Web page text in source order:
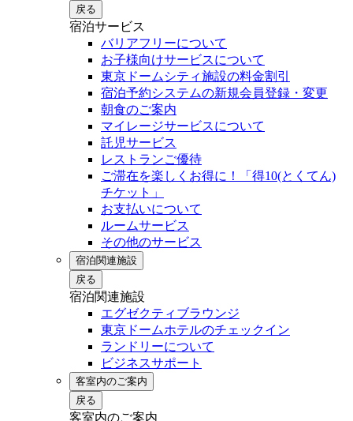
戻る
宿泊サービス
バリアフリーについて
お子様向けサービスについて
東京ドームシティ施設の料金割引
宿泊予約システムの新規会員登録・変更
朝食のご案内
マイレージサービスについて
託児サービス
レストランご優待
ご滞在を楽しくお得に！「得10(とくてん)
チケット」
お支払いについて
ルームサービス
その他のサービス
宿泊関連施設
戻る
宿泊関連施設
エグゼクティブラウンジ
東京ドームホテルのチェックイン
ランドリーについて
ビジネスサポート
客室内のご案内
戻る
客室内のご案内